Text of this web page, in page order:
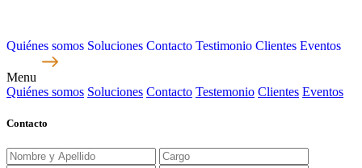
Quiénes somos Soluciones Contacto Testimonio Clientes Eventos
Menu
Quiénes somos Soluciones Contacto Testemonio Clientes Eventos
Contacto